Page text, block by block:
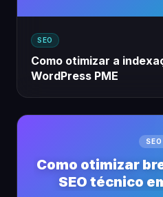
SEO
Como otimizar a
WordPress PME
SEO
Como otimizar
SEO técnico